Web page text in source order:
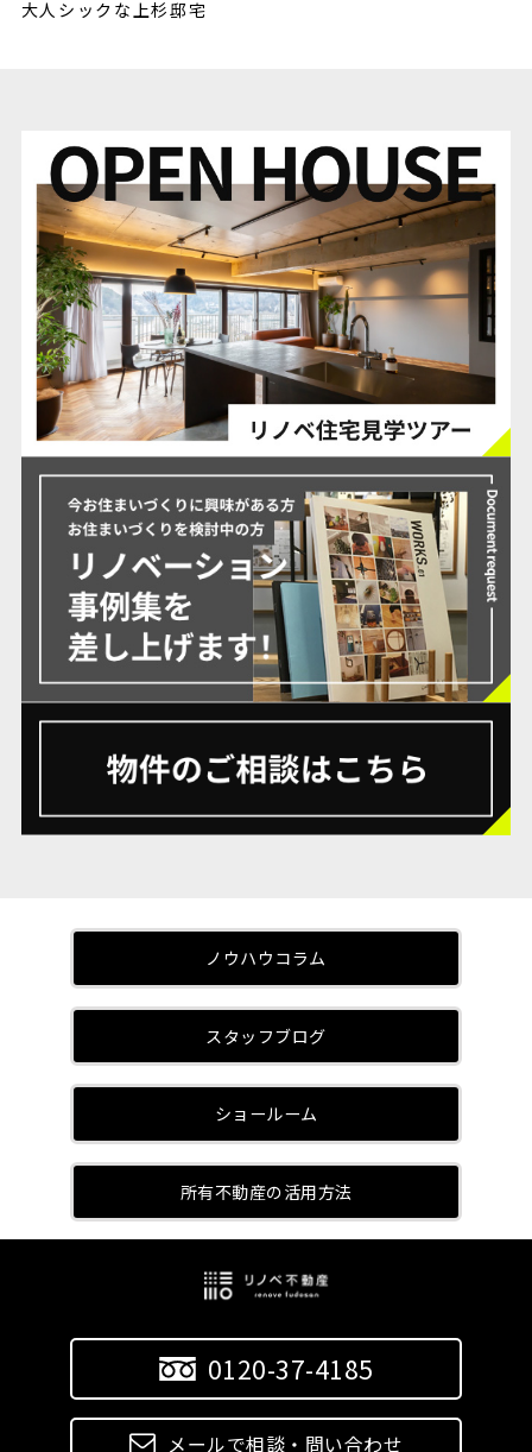
大人シックな上杉邸宅
ノウハウコラム
スタッフブログ
ショールーム
所有不動産の活用方法
0120-37-4185
メールで相談・問い合わせ